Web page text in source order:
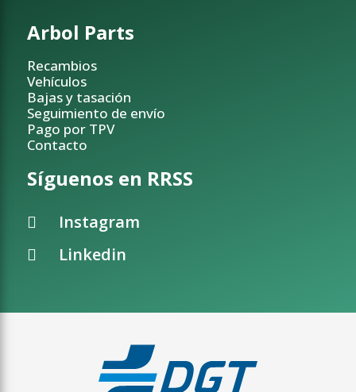
Arbol Parts
Recambios
Vehículos
Bajas y tasación
Seguimiento de envío
Pago por TPV
Contacto
Síguenos en RRSS
Instagram
Linkedin